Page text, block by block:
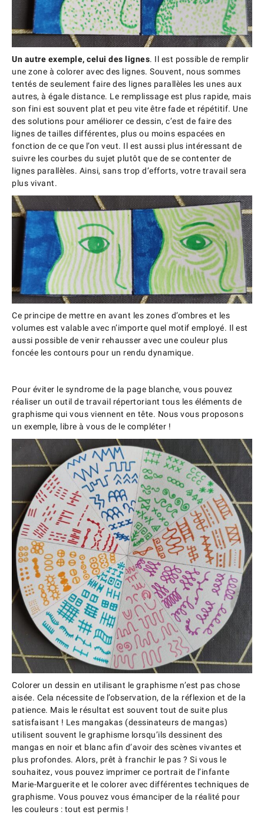
Un autre exemple, celui des lignes. Il est possible de remplir
une zone à colorer avec des lignes. Souvent, nous sommes
tentés de seulement faire des lignes parallèles les unes aux
autres, à égale distance. Le remplissage est plus rapide, mais
son fini est souvent plat et peu vite être fade et répétitif. Une
des solutions pour améliorer ce dessin, c’est de faire des
lignes de tailles différentes, plus ou moins espacées en
fonction de ce que l’on veut. Il est aussi plus intéressant de
suivre les courbes du sujet plutôt que de se contenter de
lignes parallèles. Ainsi, sans trop d’efforts, votre travail sera
plus vivant.
Ce principe de mettre en avant les zones d’ombres et les
volumes est valable avec n’importe quel motif employé. Il est
aussi possible de venir rehausser avec une couleur plus
foncée les contours pour un rendu dynamique.
Pour éviter le syndrome de la page blanche, vous pouvez
réaliser un outil de travail répertoriant tous les éléments de
graphisme qui vous viennent en tête. Nous vous proposons
un exemple, libre à vous de le compléter !
Colorer un dessin en utilisant le graphisme n’est pas chose
aisée. Cela nécessite de l’observation, de la réflexion et de la
patience. Mais le résultat est souvent tout de suite plus
satisfaisant ! Les mangakas (dessinateurs de mangas)
utilisent souvent le graphisme lorsqu’ils dessinent des
mangas en noir et blanc afin d’avoir des scènes vivantes et
plus profondes. Alors, prêt à franchir le pas ? Si vous le
souhaitez, vous pouvez imprimer ce portrait de l’infante
Marie-Marguerite et le colorer avec différentes techniques de
graphisme. Vous pouvez vous émanciper de la réalité pour
les couleurs : tout est permis !